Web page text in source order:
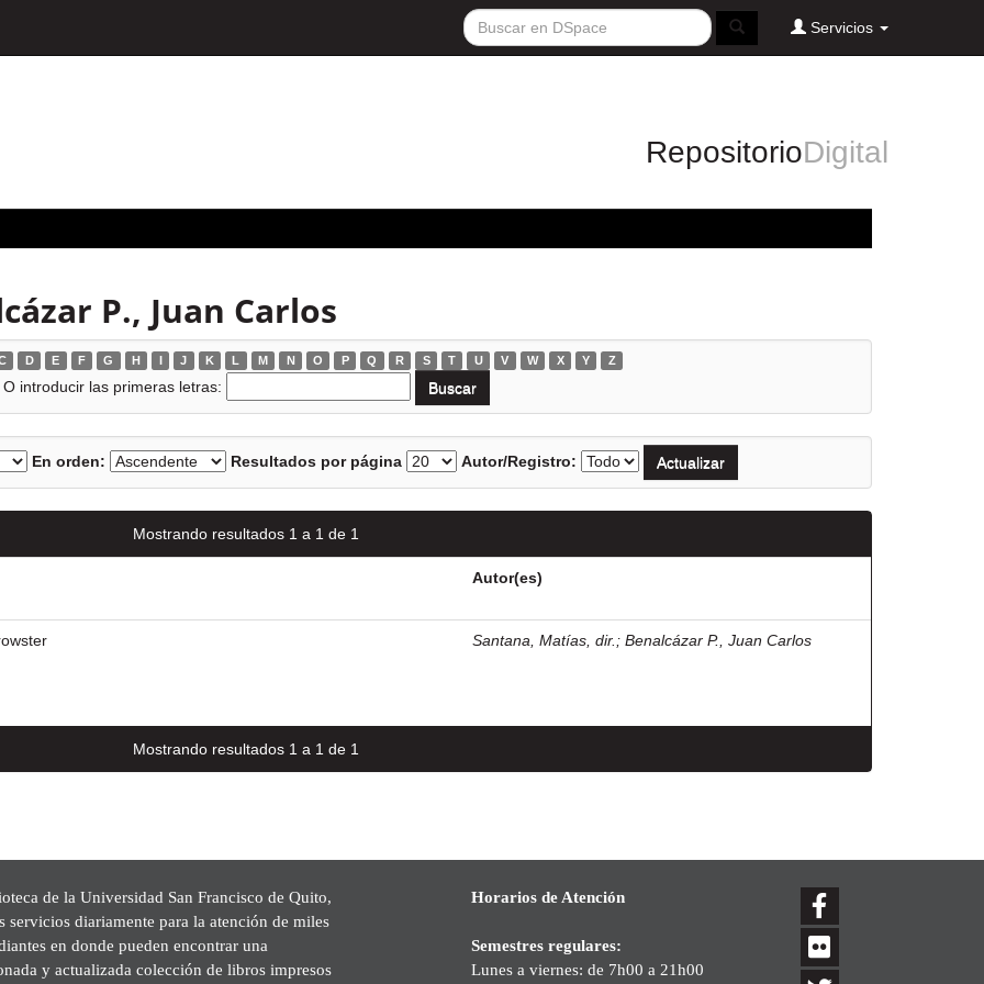
Servicios
RepositorioDigital
P., Juan Carlos
D E F G H I J K L M N O P Q R S T U V W X Y Z
O introducir las primeras letras:
En orden: Resultados por página Autor/Registro:
Mostrando resultados 1 a 1 de 1
Autor(es)
Santana, Matías, dir. ; Benalcázar P., Juan Carlos
Mostrando resultados 1 a 1 de 1
de la Universidad San Francisco de Quito,
servicios diariamente para la atención de miles
en donde pueden encontrar una
y actualizada colección de libros impresos
Horarios de Atención
Semestres regulares:
Lunes a viernes: de 7h00 a 21h00